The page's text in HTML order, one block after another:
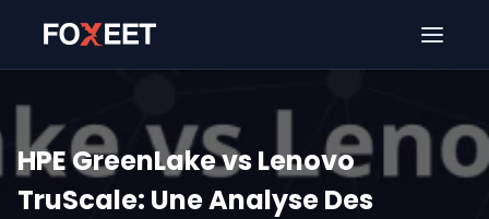
HPE GreenLake vs Lenovo
TruScale: Une Analyse Des